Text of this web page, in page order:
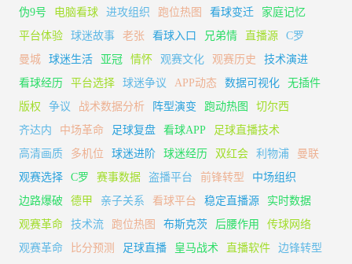
伪9号
电脑看球 进攻组织 跑位热图 看球变迁
家庭记忆
平台体验
球迷故事 老张 看球入口 兄弟情 直播源
C罗
曼城
球迷生活 亚冠 情怀 观赛文化 观赛历史
技术演进
看球经历
平台选择 球迷争议 APP动态 数据可视化
无插件
版权
争议 战术数据分析 阵型演变 跑动热图
切尔西
齐达内
中场革命 足球复盘 看球APP
足球直播技术
高清画质
多机位 球迷进阶 球迷经历 双红会 利物浦
曼联
观赛选择
C罗 赛事数据 盗播平台 前锋转型
中场组织
边路爆破
德甲 亲子关系 看球平台 稳定直播源
实时数据
观赛革命
技术流 跑位热图 布斯克茨 后腰作用
传球网络
观赛革命
比分预测 足球直播 皇马战术 直播软件
边锋转型